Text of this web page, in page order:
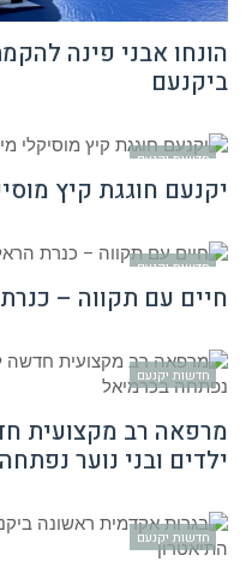
ביקנעם
חדשות יקנעם
יקנעם חוגגת קיץ
חדשות יקנעם
חיים עם תקווה –
חדשות יקנעם
מרפאה רב מקצועית
ילדים ובני נוער
חדשות יקנעם